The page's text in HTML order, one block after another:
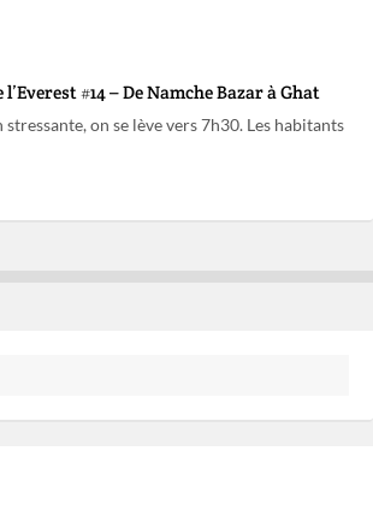
#14 – De Namche Bazar à Ghat
on se lève vers 7h30. Les habitants